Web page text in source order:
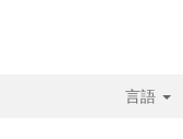
言語